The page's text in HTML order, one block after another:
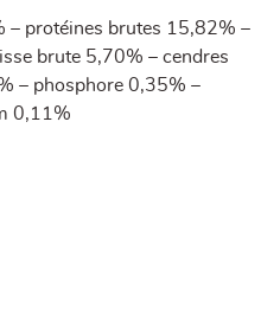
– protéines brutes 15,82% –
brute 5,70% – cendres
– phosphore 0,35% –
0,11%